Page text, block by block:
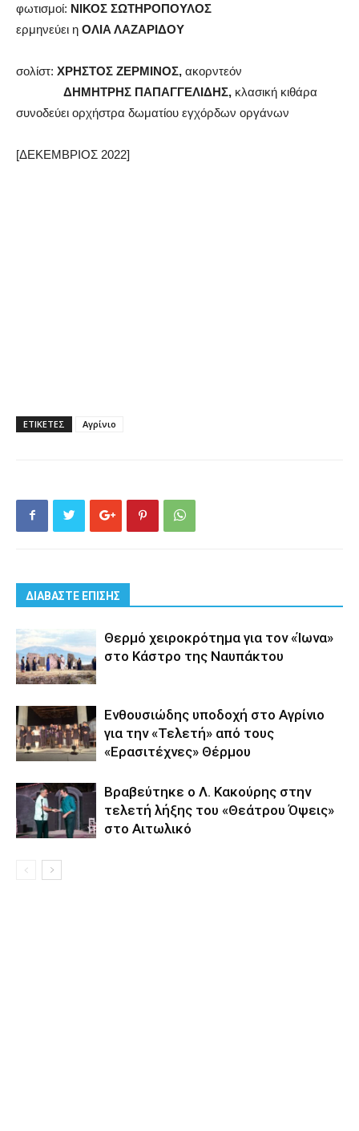
φωτισμοί: ΝΙΚΟΣ ΣΩΤΗΡΟΠΟΥΛΟΣ
ερμηνεύει η ΟΛΙΑ ΛΑΖΑΡΙΔΟΥ
σολίστ: ΧΡΗΣΤΟΣ ΖΕΡΜΙΝΟΣ, ακορντεόν
ΔΗΜΗΤΡΗΣ ΠΑΠΑΓΓΕΛΙΔΗΣ, κλασική κιθάρα
συνοδεύει ορχήστρα δωματίου εγχόρδων οργάνων
[ΔΕΚΕΜΒΡΙΟΣ 2022]
ΕΤΙΚΕΤΕΣ Αγρίνιο
ΔΙΑΒΑΣΤΕ ΕΠΙΣΗΣ
Θερμό χειροκρότημα για τον «Ίωνα»
στο Κάστρο της Ναυπάκτου
Ενθουσιώδης υποδοχή στο Αγρίνιο
για την «Τελετή» από τους
«Ερασιτέχνες» Θέρμου
Βραβεύτηκε ο Λ. Κακούρης στην
τελετή λήξης του «Θεάτρου Όψεις»
στο Αιτωλικό